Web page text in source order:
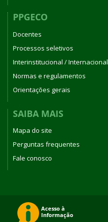
PPGECO
Docentes
Processos seletivos
Interinstitucional / Internacional
Normas e regulamentos
Orientações gerais
SAIBA MAIS
Mapa do site
Perguntas frequentes
Fale conosco